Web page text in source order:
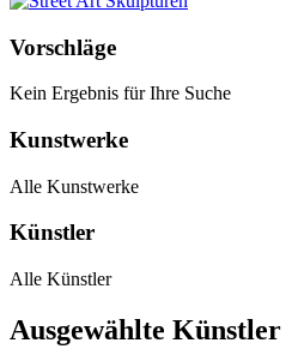
Vorschläge
Kein Ergebnis für Ihre Suche
Kunstwerke
Alle Kunstwerke
Künstler
Alle Künstler
Ausgewählte Künstler